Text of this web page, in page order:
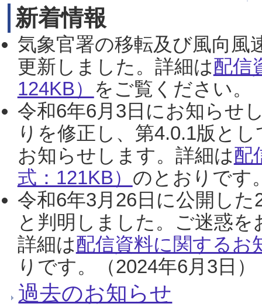
新着情報
気象官署の移転及び風向風
更新しました。詳細は配信
124KB） をご覧ください。
令和6年6月3日にお知らせ
りを修正し、第4.0.1版と
お知らせします。詳細は配
式：121KB） のとおりです
令和6年3月26日に公開し
と判明しました。ご迷惑
詳細は配信資料に関するお
りです。（2024年6月3日）
過去のお知らせ